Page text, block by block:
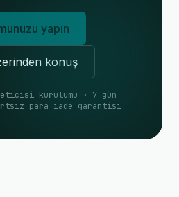
yapın
konuş
kurulumu · 7 gün
para iade garantisi